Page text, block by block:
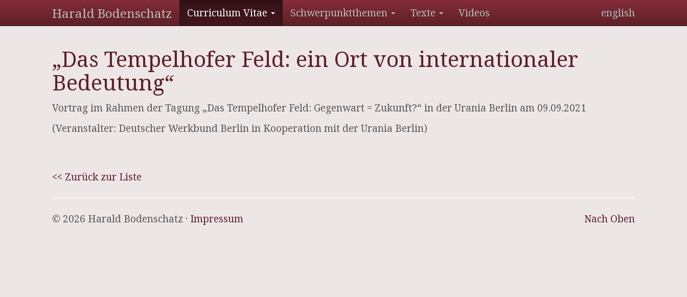
Harald Bodenschatz Curriculum Vitae Schwerpunktthemen Texte Videos english
„Das Tempelhofer Feld: ein Ort von internationaler
Bedeutung“
Vortrag im Rahmen der Tagung „Das Tempelhofer Feld: Gegenwart = Zukunft?“ in der Urania Berlin am 09.09.2021
(Veranstalter: Deutscher Werkbund Berlin in Kooperation mit der Urania Berlin)
<< Zurück zur Liste
Nach Oben
© 2026 Harald Bodenschatz · Impressum